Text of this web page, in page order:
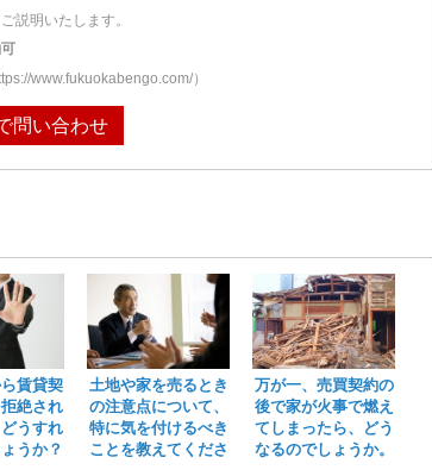
説明いたします。
www.fukuokabengo.com/）
問い合わせ
賃貸契
絶され
うすれ
うか？
土地や家を売るとき
の注意点について、
特に気を付けるべき
ことを教えてくださ
万が一、売買契約の
後で家が火事で燃え
てしまったら、どう
なるのでしょうか。